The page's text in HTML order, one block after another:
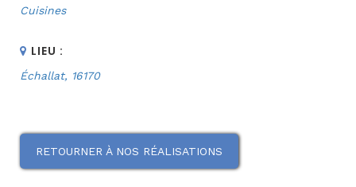
Cuisines
LIEU :
Échallat, 16170
RETOURNER À NOS RÉALISATIONS